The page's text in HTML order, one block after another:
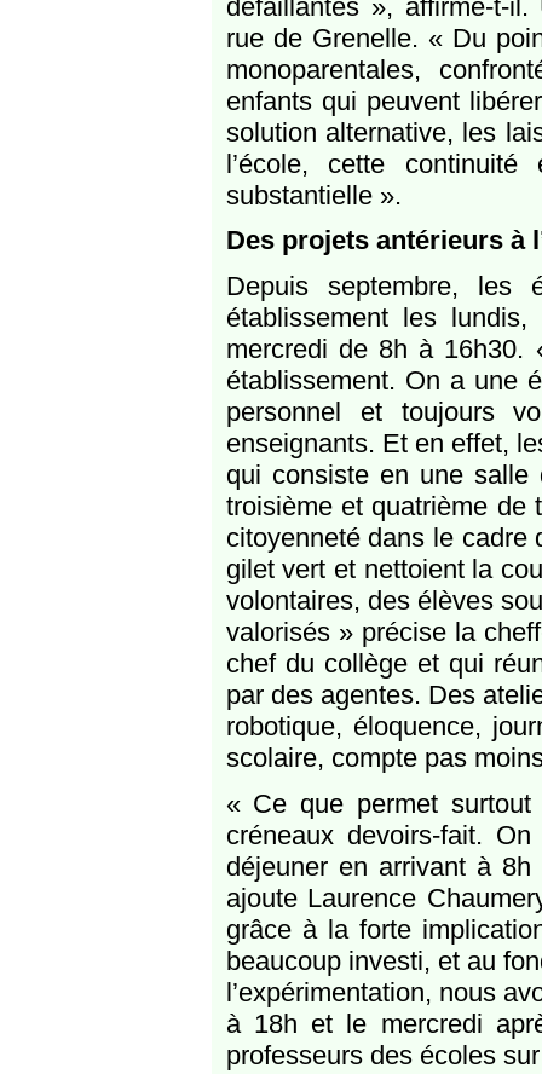
défaillantes », affirme-t-
rue de Grenelle. « Du
monoparentales,
enfants qui peuvent
solution alternative, les
l’école, cette
substantielle ».
Des projets antérieurs à
Depuis septembre,
établissement les
mercredi de 8h à 16h30.
établissement. On a une
personnel et toujours
enseignants. Et en effet,
qui consiste en une
troisième et quatrième de
citoyenneté dans le cadre
gilet vert et nettoient la
volontaires, des élèves
valorisés » précise la
chef du collège et qui
par des agentes. Des
robotique, éloquence,
scolaire, compte pas
« Ce que permet surtout
créneaux devoirs-fait.
déjeuner en arrivant à 8h
ajoute Laurence
grâce à la forte
beaucoup investi, et au
l’expérimentation, nous
à 18h et le mercredi
professeurs des écoles